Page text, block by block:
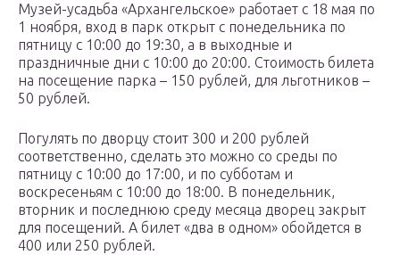
Музей-усадьба «Архангельское» работает с 18 мая по
1 ноября, вход в парк открыт с понедельника по
пятницу с 10:00 до 19:30, а в выходные и
праздничные дни с 10:00 до 20:00. Стоимость билета
на посещение парка – 150 рублей, для льготников –
50 рублей.
Погулять по дворцу стоит 300 и 200 рублей
соответственно, сделать это можно со среды по
пятницу с 10:00 до 17:00, и по субботам и
воскресеньям с 10:00 до 18:00. В понедельник,
вторник и последнюю среду месяца дворец закрыт
для посещений. А билет «два в одном» обойдется в
400 или 250 рублей.